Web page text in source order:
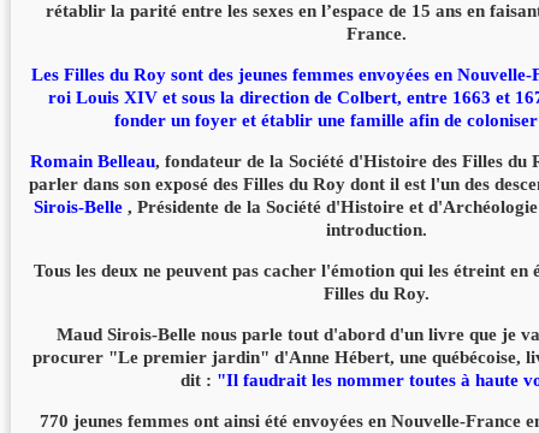
rétablir la parité entre les sexes en l’espace de 15 ans en
France.
Les Filles du Roy sont des jeunes femmes envoyées en
roi Louis XIV et sous la direction de Colbert, entre 1663 et
fonder un foyer et établir une famille afin de
Romain Belleau, fondateur de la Société d'Histoire des Filles du
parler dans son exposé des Filles du Roy dont il est l'un des
Sirois-Belle , Présidente de la Société d'Histoire et
introduction.
Tous les deux ne peuvent pas cacher l'émotion qui les étreint en
Filles du Roy.
Maud Sirois-Belle nous parle tout d'abord d'un livre que je
procurer "Le premier jardin" d'Anne Hébert, une québécoise,
dit : "Il faudrait les nommer toutes à haute
770 jeunes femmes ont ainsi été envoyées en Nouvelle-France